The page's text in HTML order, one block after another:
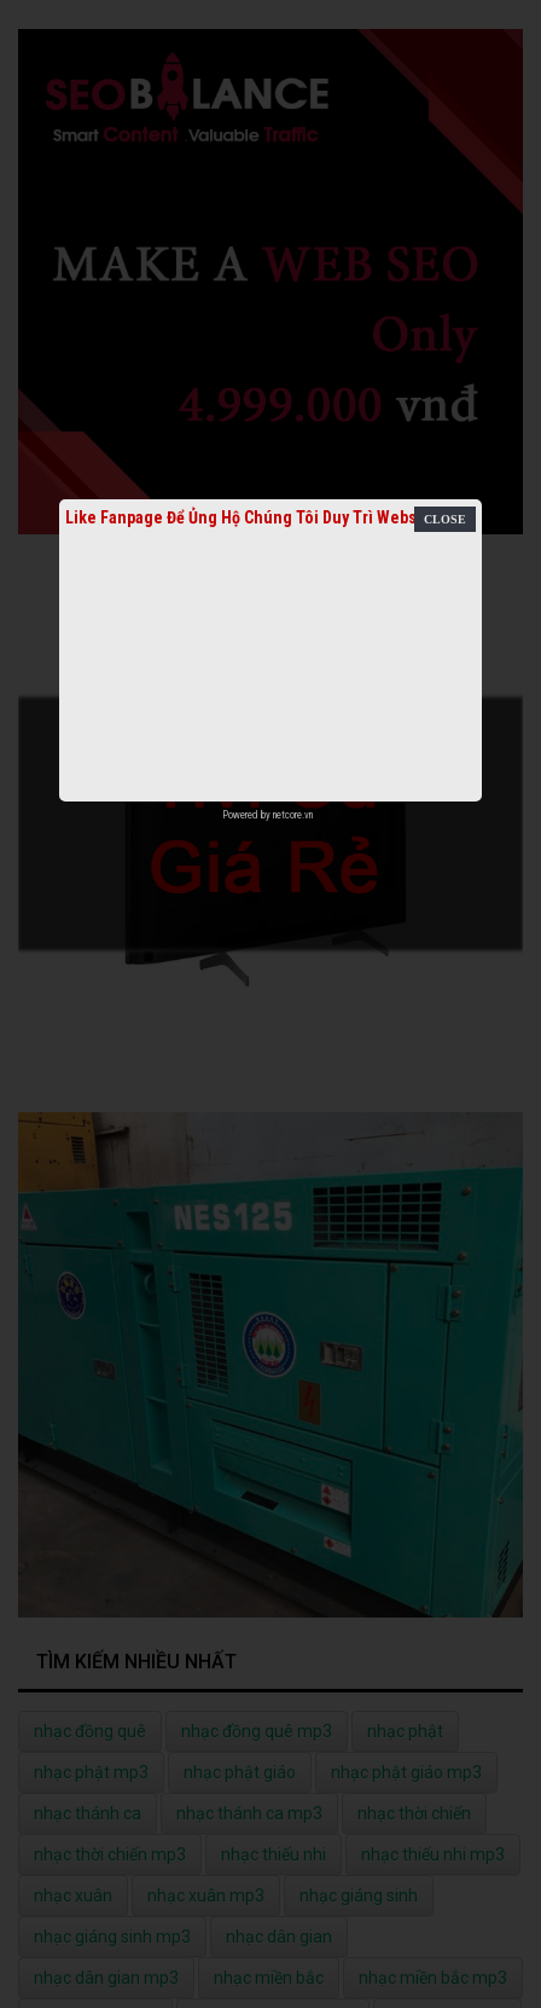
TÌM KIẾM NHIỀU NHẤT
nhạc đồng quê nhạc đồng quê mp3 nhạc phật
nhạc phật mp3 nhạc phật giáo nhạc phật giáo mp3
nhạc thánh ca nhạc thánh ca mp3 nhạc thời chiến
nhạc thời chiến mp3 nhạc thiếu nhi nhạc thiếu nhi mp3
nhạc xuân nhạc xuân mp3 nhạc giáng sinh
nhạc giáng sinh mp3 nhạc dân gian
nhạc dân gian mp3 nhạc miền bắc nhạc miền bắc mp3
Like Fanpage Để Ủng Hộ Chúng Tôi Duy Trì Website
Powered by netcore.vn